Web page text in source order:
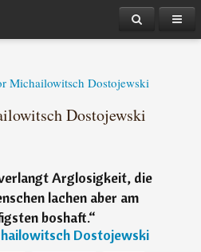
Michailowitsch Dostojewski
Dostojewski
Arglosigkeit, die
lachen aber am
boshaft.“
Dostojewski